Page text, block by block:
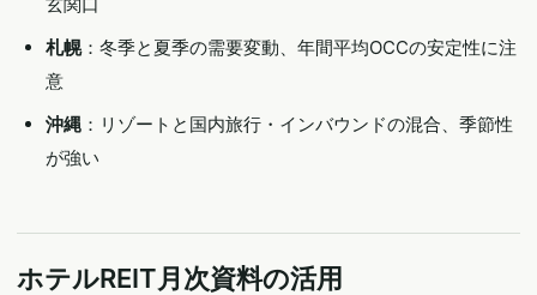
札幌：冬季と夏季の需要変動、年間平均OCCの安定性に注
意
沖縄 ：リゾートと国内旅行・インバウンドの混合、季節性
が強い
ホテルREIT月次資料の活用